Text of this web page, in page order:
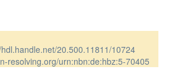
20.500.11811/10724
resolving.org/urn:nbn:de:hbz:5-70405